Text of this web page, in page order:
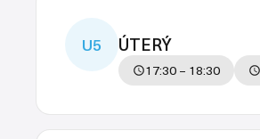
U5 ÚTERÝ
17:30 – 18:30